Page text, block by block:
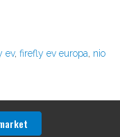
ev, firefly ev europa, nio